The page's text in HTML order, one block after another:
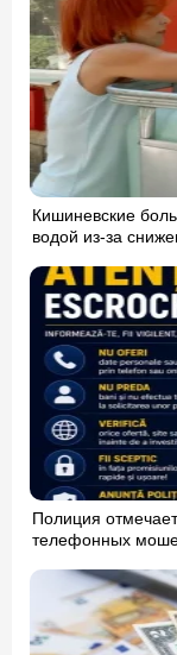
Кишиневские
водой из-за
Полиция
телефонных